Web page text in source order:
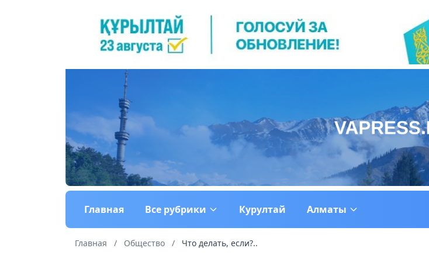
Главная Все рубрики Курултай Алматы
Главная / Общество / Что делать, если?..